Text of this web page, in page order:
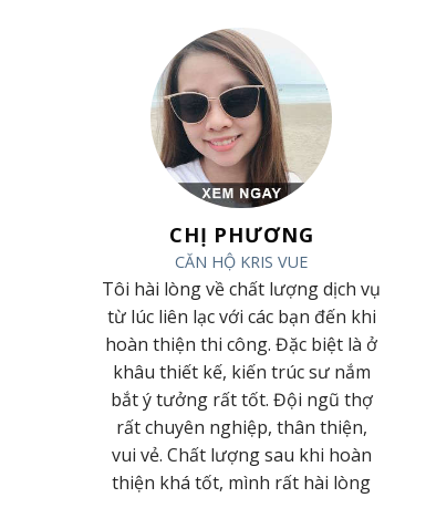
CHỊ PHƯƠNG
CĂN HỘ KRIS VUE
Tôi hài lòng về chất lượng dịch vụ
từ lúc liên lạc với các bạn đến khi
hoàn thiện thi công. Đặc biệt là ở
khâu thiết kế, kiến trúc sư nắm
bắt ý tưởng rất tốt. Đội ngũ thợ
rất chuyên nghiệp, thân thiện,
vui vẻ. Chất lượng sau khi hoàn
thiện khá tốt, mình rất hài lòng